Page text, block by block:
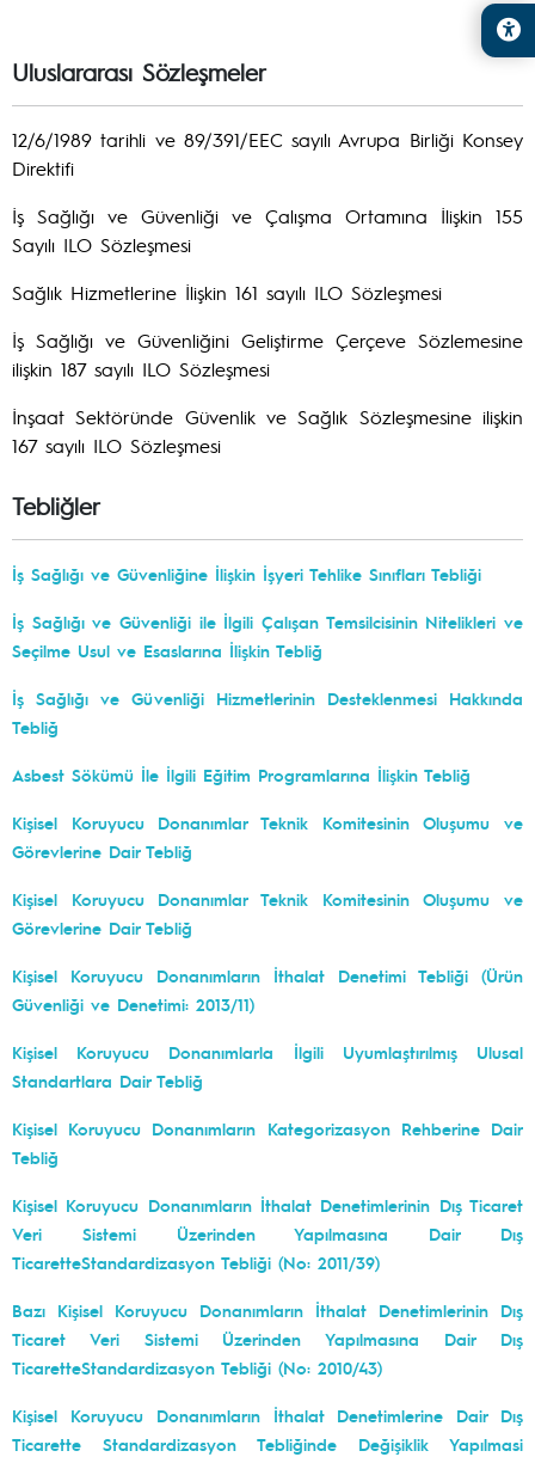
Uluslararası Sözleşmeler
12/6/1989 tarihli ve 89/391/EEC sayılı Avrupa Birliği Konsey
Direktifi
İş Sağlığı ve Güvenliği ve Çalışma Ortamına İlişkin 155
Sayılı ILO Sözleşmesi
Sağlık Hizmetlerine İlişkin 161 sayılı ILO Sözleşmesi
İş Sağlığı ve Güvenliğini Geliştirme Çerçeve Sözlemesine
ilişkin 187 sayılı ILO Sözleşmesi
İnşaat Sektöründe Güvenlik ve Sağlık Sözleşmesine ilişkin
167 sayılı ILO Sözleşmesi
Tebliğler
İş Sağlığı ve Güvenliğine İlişkin İşyeri Tehlike Sınıfları Tebliği
İş Sağlığı ve Güvenliği ile İlgili Çalışan Temsilcisinin Nitelikleri ve
Seçilme Usul ve Esaslarına İlişkin Tebliğ
İş Sağlığı ve Güvenliği Hizmetlerinin Desteklenmesi Hakkında
Tebliğ
Asbest Sökümü İle İlgili Eğitim Programlarına İlişkin Tebliğ
Kişisel Koruyucu Donanımlar Teknik Komitesinin Oluşumu ve
Görevlerine Dair Tebliğ
Kişisel Koruyucu Donanımlar Teknik Komitesinin Oluşumu ve
Görevlerine Dair Tebliğ
Kişisel Koruyucu Donanımların İthalat Denetimi Tebliği (Ürün
Güvenliği ve Denetimi: 2013/11)
Kişisel Koruyucu Donanımlarla İlgili Uyumlaştırılmış Ulusal
Standartlara Dair Tebliğ
Kişisel Koruyucu Donanımların Kategorizasyon Rehberine Dair
Tebliğ
Kişisel Koruyucu Donanımların İthalat Denetimlerinin Dış Ticaret
Veri Sistemi Üzerinden Yapılmasına Dair Dış
TicaretteStandardizasyon Tebliği (No: 2011/39)
Bazı Kişisel Koruyucu Donanımların İthalat Denetimlerinin Dış
Ticaret Veri Sistemi Üzerinden Yapılmasına Dair Dış
TicaretteStandardizasyon Tebliği (No: 2010/43)
Kişisel Koruyucu Donanımların İthalat Denetimlerine Dair Dış
Ticarette Standardizasyon Tebliğinde Değişiklik Yapılmasi